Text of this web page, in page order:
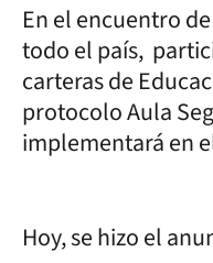
En el encuentro
todo el país,
carteras de
protocolo Aula
implementará en
Hoy, se hizo el